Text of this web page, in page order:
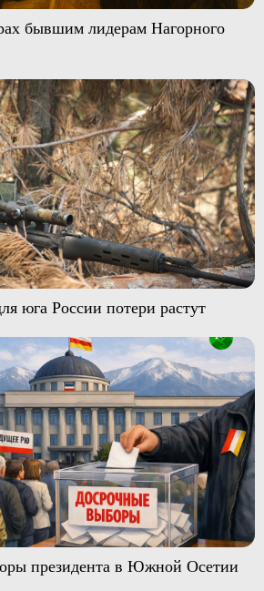
бывшим лидерам Нагорного
юга России потери растут
президента в Южной Осетии